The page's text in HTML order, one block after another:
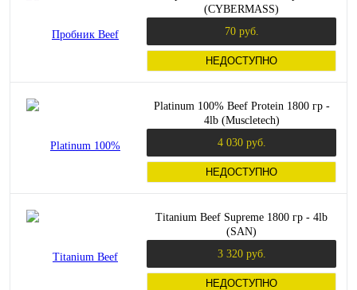
(CYBERMASS)
70 руб.
НЕДОСТУПНО
Platinum 100% Beef Protein 1800 гр -
4lb (Muscletech)
4 030 руб.
НЕДОСТУПНО
Titanium Beef Supreme 1800 гр - 4lb
(SAN)
3 320 руб.
НЕДОСТУПНО